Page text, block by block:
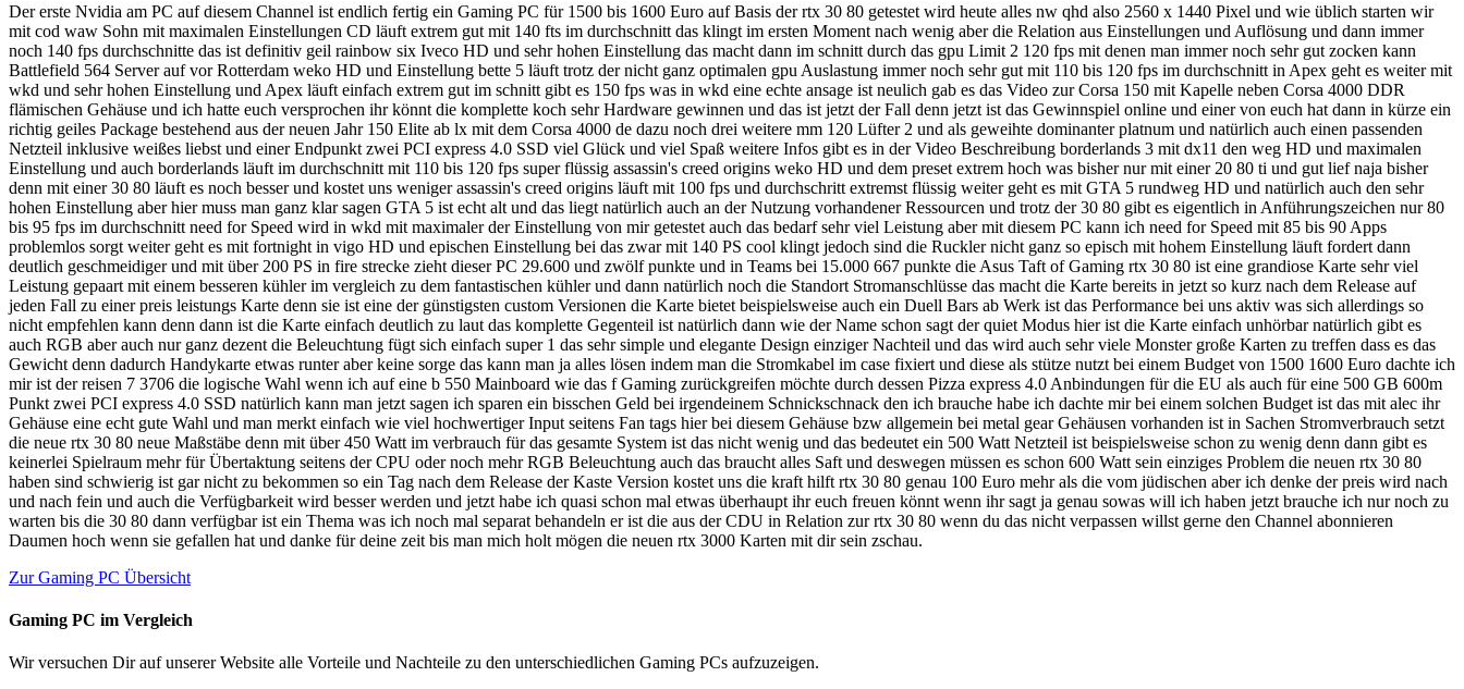
Der erste Nvidia am PC auf diesem Channel ist endlich fertig ein Gaming PC für 1500 bis 1600 Euro auf Basis der rtx 30 80 getestet wird heute alles nw qhd also 2560 x 1440 Pixel und wie üblich starten wir
mit cod waw Sohn mit maximalen Einstellungen CD läuft extrem gut mit 140 fts im durchschnitt das klingt im ersten Moment nach wenig aber die Relation aus Einstellungen und Auflösung und dann immer
noch 140 fps durchschnitte das ist definitiv geil rainbow six Iveco HD und sehr hohen Einstellung das macht dann im schnitt durch das gpu Limit 2 120 fps mit denen man immer noch sehr gut zocken kann
Battlefield 564 Server auf vor Rotterdam weko HD und Einstellung bette 5 läuft trotz der nicht ganz optimalen gpu Auslastung immer noch sehr gut mit 110 bis 120 fps im durchschnitt in Apex geht es weiter mit
wkd und sehr hohen Einstellung und Apex läuft einfach extrem gut im schnitt gibt es 150 fps was in wkd eine echte ansage ist neulich gab es das Video zur Corsa 150 mit Kapelle neben Corsa 4000 DDR
flämischen Gehäuse und ich hatte euch versprochen ihr könnt die komplette koch sehr Hardware gewinnen und das ist jetzt der Fall denn jetzt ist das Gewinnspiel online und einer von euch hat dann in kürze ein
richtig geiles Package bestehend aus der neuen Jahr 150 Elite ab lx mit dem Corsa 4000 de dazu noch drei weitere mm 120 Lüfter 2 und als geweihte dominanter platnum und natürlich auch einen passenden
Netzteil inklusive weißes liebst und einer Endpunkt zwei PCI express 4.0 SSD viel Glück und viel Spaß weitere Infos gibt es in der Video Beschreibung borderlands 3 mit dx11 den weg HD und maximalen
Einstellung und auch borderlands läuft im durchschnitt mit 110 bis 120 fps super flüssig assassin's creed origins weko HD und dem preset extrem hoch was bisher nur mit einer 20 80 ti und gut lief naja bisher
denn mit einer 30 80 läuft es noch besser und kostet uns weniger assassin's creed origins läuft mit 100 fps und durchschritt extremst flüssig weiter geht es mit GTA 5 rundweg HD und natürlich auch den sehr
hohen Einstellung aber hier muss man ganz klar sagen GTA 5 ist echt alt und das liegt natürlich auch an der Nutzung vorhandener Ressourcen und trotz der 30 80 gibt es eigentlich in Anführungszeichen nur 80
bis 95 fps im durchschnitt need for Speed wird in wkd mit maximaler der Einstellung von mir getestet auch das bedarf sehr viel Leistung aber mit diesem PC kann ich need for Speed mit 85 bis 90 Apps
problemlos sorgt weiter geht es mit fortnight in vigo HD und epischen Einstellung bei das zwar mit 140 PS cool klingt jedoch sind die Ruckler nicht ganz so episch mit hohem Einstellung läuft fordert dann
deutlich geschmeidiger und mit über 200 PS in fire strecke zieht dieser PC 29.600 und zwölf punkte und in Teams bei 15.000 667 punkte die Asus Taft of Gaming rtx 30 80 ist eine grandiose Karte sehr viel
Leistung gepaart mit einem besseren kühler im vergleich zu dem fantastischen kühler und dann natürlich noch die Standort Stromanschlüsse das macht die Karte bereits in jetzt so kurz nach dem Release auf
jeden Fall zu einer preis leistungs Karte denn sie ist eine der günstigsten custom Versionen die Karte bietet beispielsweise auch ein Duell Bars ab Werk ist das Performance bei uns aktiv was sich allerdings so
nicht empfehlen kann denn dann ist die Karte einfach deutlich zu laut das komplette Gegenteil ist natürlich dann wie der Name schon sagt der quiet Modus hier ist die Karte einfach unhörbar natürlich gibt es
auch RGB aber auch nur ganz dezent die Beleuchtung fügt sich einfach super 1 das sehr simple und elegante Design einziger Nachteil und das wird auch sehr viele Monster große Karten zu treffen dass es das
Gewicht denn dadurch Handykarte etwas runter aber keine sorge das kann man ja alles lösen indem man die Stromkabel im case fixiert und diese als stütze nutzt bei einem Budget von 1500 1600 Euro dachte ich
mir ist der reisen 7 3706 die logische Wahl wenn ich auf eine b 550 Mainboard wie das f Gaming zurückgreifen möchte durch dessen Pizza express 4.0 Anbindungen für die EU als auch für eine 500 GB 600m
Punkt zwei PCI express 4.0 SSD natürlich kann man jetzt sagen ich sparen ein bisschen Geld bei irgendeinem Schnickschnack den ich brauche habe ich dachte mir bei einem solchen Budget ist das mit alec ihr
Gehäuse eine echt gute Wahl und man merkt einfach wie viel hochwertiger Input seitens Fan tags hier bei diesem Gehäuse bzw allgemein bei metal gear Gehäusen vorhanden ist in Sachen Stromverbrauch setzt
die neue rtx 30 80 neue Maßstäbe denn mit über 450 Watt im verbrauch für das gesamte System ist das nicht wenig und das bedeutet ein 500 Watt Netzteil ist beispielsweise schon zu wenig denn dann gibt es
keinerlei Spielraum mehr für Übertaktung seitens der CPU oder noch mehr RGB Beleuchtung auch das braucht alles Saft und deswegen müssen es schon 600 Watt sein einziges Problem die neuen rtx 30 80
haben sind schwierig ist gar nicht zu bekommen so ein Tag nach dem Release der Kaste Version kostet uns die kraft hilft rtx 30 80 genau 100 Euro mehr als die vom jüdischen aber ich denke der preis wird nach
und nach fein und auch die Verfügbarkeit wird besser werden und jetzt habe ich quasi schon mal etwas überhaupt ihr euch freuen könnt wenn ihr sagt ja genau sowas will ich haben jetzt brauche ich nur noch zu
warten bis die 30 80 dann verfügbar ist ein Thema was ich noch mal separat behandeln er ist die aus der CDU in Relation zur rtx 30 80 wenn du das nicht verpassen willst gerne den Channel abonnieren
Daumen hoch wenn sie gefallen hat und danke für deine zeit bis man mich holt mögen die neuen rtx 3000 Karten mit dir sein zschau.
Zur Gaming PC Übersicht
Gaming PC im Vergleich
Wir versuchen Dir auf unserer Website alle Vorteile und Nachteile zu den unterschiedlichen Gaming PCs aufzuzeigen.